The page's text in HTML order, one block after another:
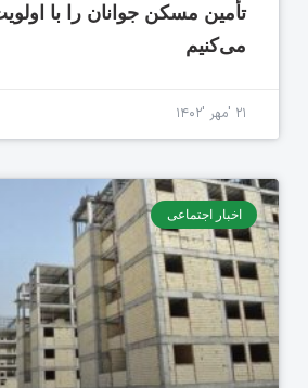
تأمین مسکن جوانان را با
می‌کنیم
۲۱ 'مهر '۱۴۰۲
اخبار اجتماعی